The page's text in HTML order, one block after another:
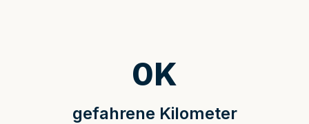
gefahrene Kilometer
0K